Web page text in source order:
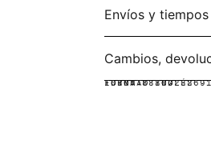
Envíos y
Cambios,
IDIOMA:INGLÉS
FORMATO:CD
ISBN: